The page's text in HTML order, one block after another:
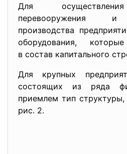
Для
перевооружения и
производства
оборудования,
в состав капитального
Для крупных
состоящих из ряда
приемлем тип структуры,
рис. 2.